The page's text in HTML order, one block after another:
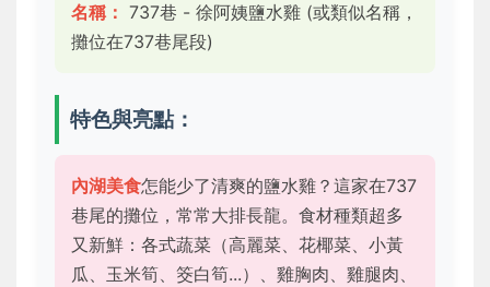
名稱： 737巷 - 徐阿姨鹽水雞 (或類似名稱，
攤位在737巷尾段)
特色與亮點：
內湖美食怎能少了清爽的鹽水雞？這家在737
巷尾的攤位，常常大排長龍。食材種類超多
又新鮮：各式蔬菜（高麗菜、花椰菜、小黃
瓜、玉米筍、筊白筍...）、雞胸肉、雞腿肉、